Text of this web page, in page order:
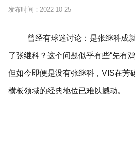
发布时间：2022-10-25
曾经有球迷讨论：是张继科成
了张继科？这个问题似乎有些“先有
但如今即便是没有张继科，VIS在芳
横板领域的经典地位已难以撼动。